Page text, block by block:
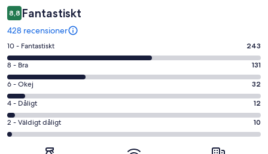
8,8 Fantastiskt
428 recensioner
10
-
Fantastiskt
i
betyg.
243
av
428
recensioner
10 - Fantastiskt 243
8
-
Bra
i
betyg.
131
8 - Bra 131
6
-
Okej
i
betyg.
6 - Okej 32
4
-
Dåligt
4 - Dåligt 12
2
-
2 - Väldigt dåligt 10